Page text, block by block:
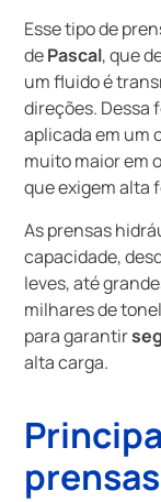
Esse tipo de
dePascal, que
um fluido é
direções. Dessa
aplicada em um
muito maior em
que exigem alta
As prensas
capacidade,
leves, até
milhares de
para garantir
alta carga.